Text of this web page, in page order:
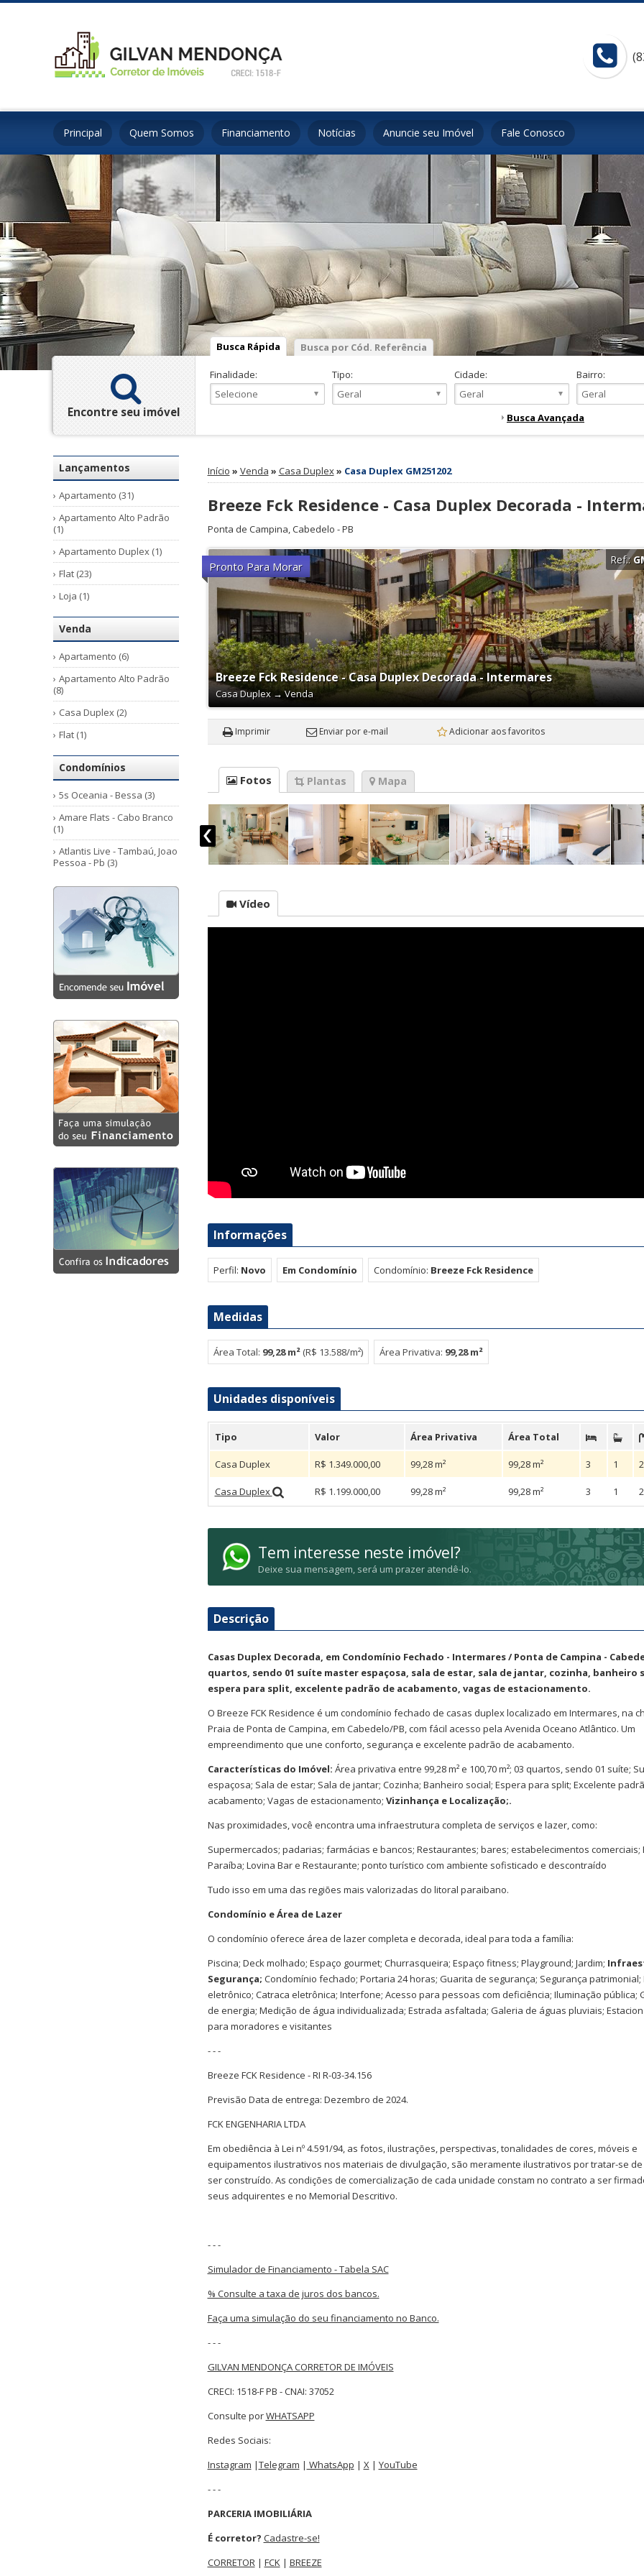
Principal Quem Somos Financiamento Notícias Anuncie seu Imóvel Fale Conosco
Encontre seu imóvel
Busca Rápida Busca por Cód. Referência
Finalidade: Tipo: Cidade: Bairro:
Busca Avançada
Início » Venda » Casa Duplex» Casa Duplex GM251202
Breeze Fck Residence - Casa Duplex Decorada -
Ponta de Campina,Cabedelo -PB
Pronto Para Morar
Breeze Fck Residence - Casa Duplex Decorada - Intermares
Casa Duplex →Venda
Ref.:
Imprimir Enviar por e-mail Adicionar aos favoritos
Fotos Plantas Mapa
Vídeo
Informações
Perfil: Novo Em Condomínio Condomínio: Breeze Fck Residence
Medidas
Área Total: 99,28 m²(R$ 13.588/m²) Área Privativa: 99,28 m²
Unidades disponíveis
Tipo Valor Área Privativa Área Total
Casa Duplex R$ 1.349.000,00 99,28 m² 99,28 m² 3 1 2
Casa Duplex R$ 1.199.000,00 99,28 m² 99,28 m² 3 1 2
Tem interesse neste imóvel?
Deixe sua mensagem, será um prazer atendê-lo.
Descrição
Casas Duplex Decorada, em Condomínio Fechado - Intermares / Ponta de Campina -
quartos, sendo 01 suíte master espaçosa, sala de estar, sala de jantar, cozinha, banheiro
espera para split, excelente padrão de acabamento, vagas de estacionamento.
O Breeze FCK Residence é um condomínio fechado de casas duplex localizado em Intermares, na
Praia de Ponta de Campina, em Cabedelo/PB, com fácil acesso pela Avenida Oceano Atlântico. Um
empreendimento que une conforto, segurança e excelente padrão de acabamento.
Características do Imóvel: Área privativa entre 99,28 m² e 100,70 m²; 03 quartos, sendo 01 suíte;
espaçosa; Sala de estar; Sala de jantar; Cozinha; Banheiro social; Espera para split; Excelente
acabamento; Vagas de estacionamento; Vizinhança e Localização;.
Nas proximidades, você encontra uma infraestrutura completa de serviços e lazer, como:
Supermercados; padarias; farmácias e bancos; Restaurantes; bares; estabelecimentos comerciais;
Paraíba; Lovina Bar e Restaurante; ponto turístico com ambiente sofisticado e descontraído
Tudo isso em uma das regiões mais valorizadas do litoral paraibano.
Condomínio e Área de Lazer
O condomínio oferece área de lazer completa e decorada, ideal para toda a família:
Piscina; Deck molhado; Espaço gourmet; Churrasqueira; Espaço fitness; Playground; Jardim;
Segurança; Condomínio fechado; Portaria 24 horas; Guarita de segurança; Segurança patrimonial;
eletrônico; Catraca eletrônica; Interfone; Acesso para pessoas com deficiência; Iluminação pública;
de energia; Medição de água individualizada; Estrada asfaltada; Galeria de águas pluviais;
para moradores e visitantes
- - -
Breeze FCK Residence - RI R-03-34.156
Previsão Data de entrega: Dezembro de 2024.
FCK ENGENHARIA LTDA
Em obediência à Lei nº 4.591/94, as fotos, ilustrações, perspectivas, tonalidades de cores, móveis e
equipamentos ilustrativos nos materiais de divulgação, são meramente ilustrativos por tratar-se de
ser construído. As condições de comercialização de cada unidade constam no contrato a ser
seus adquirentes e no Memorial Descritivo.
- - -
Simulador de Financiamento - Tabela SAC
% Consulte a taxa de juros dos bancos.
Faça uma simulação do seu financiamento no Banco.
- - -
GILVAN MENDONÇA CORRETOR DE IMÓVEIS
CRECI: 1518-F PB - CNAI: 37052
Consulte porWHATSAPP
Redes Sociais:
Instagram |Telegram | WhatsApp | X| YouTube
- - -
PARCERIA IMOBILIÁRIA
É corretor? Cadastre-se!
CORRETOR| FCK| BREEZE
Lançamentos
Apartamento (31)
Apartamento Alto Padrão
(1)
Apartamento Duplex (1)
Flat (23)
Loja (1)
Venda
Apartamento (6)
Apartamento Alto Padrão
(8)
Casa Duplex (2)
Flat (1)
Condomínios
5s Oceania - Bessa (3)
Amare Flats - Cabo Branco
(1)
Atlantis Live - Tambaú, Joao
Pessoa - Pb (3)
Botanic - Cabo Branco, João
Pessoa - Pb (5)
Breeze Fck Residence (2)
Eco Aeropark - Aeroclube
(3)
Eco Pulse - Miramar (6)
Edifício Parque Suassuna
Elo 360 - Miramar (3)
Elo Gold Residence -
Aeroclube (6)
Greenpark Flat Bessa (5)
Holanda Gold Flats (11)
Mansões Heron Marinho
(1)
Mansões Wellington
Barreto (1)
Moss - Cabo Branco (8)
Nai - Cabo Branco (7)
Residencial Rio Tucumã -
Manaíra (2)
Residencial Vivir Maria